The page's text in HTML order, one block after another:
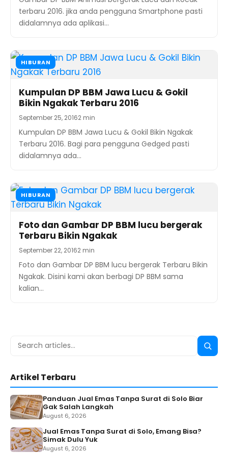
terbaru 2016. jika anda pengguna Smartphone pasti
didalamnya ada aplikasi…
HIBURAN
Kumpulan DP BBM Jawa Lucu & Gokil
Bikin Ngakak Terbaru 2016
September 25, 20162 min
Kumpulan DP BBM Jawa Lucu & Gokil Bikin Ngakak
Terbaru 2016. Bagi para pengguna Gedged pasti
didalamnya ada…
HIBURAN
Foto dan Gambar DP BBM lucu bergerak
Terbaru Bikin Ngakak
September 22, 20162 min
Foto dan Gambar DP BBM lucu bergerak Terbaru Bikin
Ngakak. Disini kami akan berbagi DP BBM sama
kalian…
Search
Search
Artikel Terbaru
Panduan Jual Emas Tanpa Surat di Solo Biar
Gak Salah Langkah
August 6, 2026
Jual Emas Tanpa Surat di Solo, Emang Bisa?
Simak Dulu Yuk
August 6, 2026